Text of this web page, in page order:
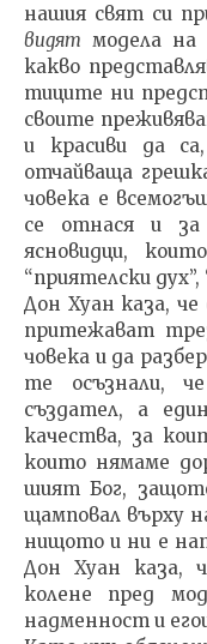
нашия свят си
видят модела на
какво
тиците ни
своите
и красиви да
отчайваща
човека е
се отнася и за
ясновидци,
“приятелски
Дон Хуан каза,
при­тежават
човека и да
те осъзнали,
създател, а
качества, за
които нямаме
шият Бог,
щамповал върху
нищото и ни е
Дон Хуан каза,
колене пред
надменност и